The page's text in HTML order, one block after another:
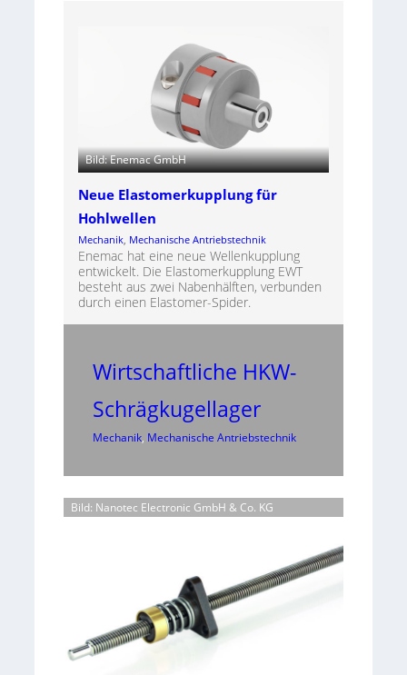
Bild: Enemac GmbH
Neue Elastomerkupplung für
Hohlwellen
Mechanik, Mechanische Antriebstechnik
Enemac hat eine neue Wellenkupplung
entwickelt. Die Elastomerkupplung EWT
besteht aus zwei Nabenhälften, verbunden
durch einen Elastomer-Spider.
Wirtschaftliche HKW-
Schrägkugellager
Mechanik, Mechanische Antriebstechnik
Bild: Nanotec Electronic GmbH & Co. KG